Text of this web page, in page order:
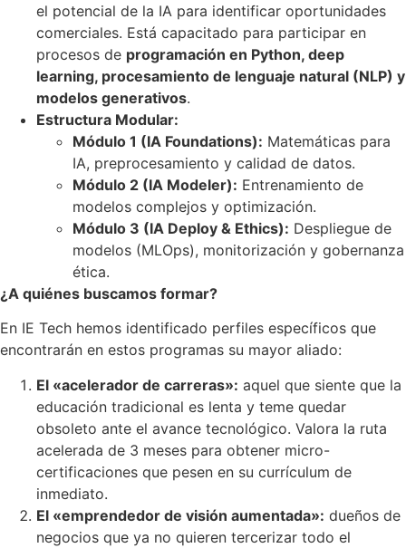
el potencial de la IA para identificar oportunidades
comerciales. Está capacitado para participar en
procesos de programación en Python, deep
learning, procesamiento de lenguaje natural (NLP) y
modelos generativos.
Estructura Modular:
Módulo 1 (IA Foundations): Matemáticas para
IA, preprocesamiento y calidad de datos.
Módulo 2 (IA Modeler): Entrenamiento de
modelos complejos y optimización.
Módulo 3 (IA Deploy & Ethics): Despliegue de
modelos (MLOps), monitorización y gobernanza
ética.
¿A quiénes buscamos formar?
En IE Tech hemos identificado perfiles específicos que
encontrarán en estos programas su mayor aliado:
El «acelerador de carreras»: aquel que siente que la
educación tradicional es lenta y teme quedar
obsoleto ante el avance tecnológico. Valora la ruta
acelerada de 3 meses para obtener micro-
certificaciones que pesen en su currículum de
inmediato.
El «emprendedor de visión aumentada»: dueños de
negocios que ya no quieren tercerizar todo el